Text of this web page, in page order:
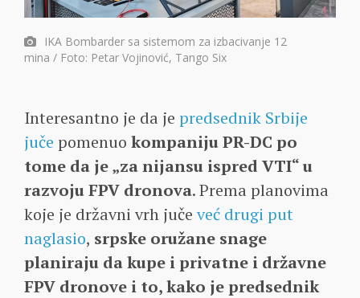
IKA Bombarder sa sistemom za izbacivanje 12
mina / Foto: Petar Vojinović, Tango Six
Interesantno je da je predsednik Srbije
juče pomenuo kompaniju PR-DC po
tome da je „za nijansu ispred VTI“ u
razvoju FPV dronova. Prema planovima
koje je državni vrh juče već drugi put
naglasio, srpske oružane snage
planiraju da kupe i privatne i državne
FPV dronove i to, kako je predsednik